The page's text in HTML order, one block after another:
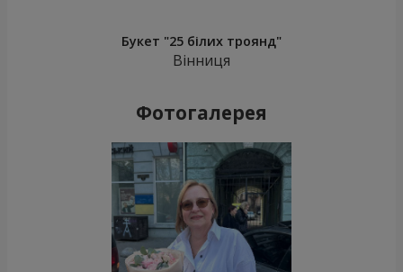
Букет "25 білих троянд"
Вінниця
Фотогалерея